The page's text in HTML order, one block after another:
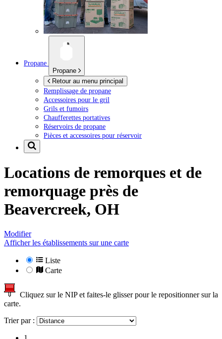
Propane
Propane
Retour au menu principal
Remplissage de propane
Accessoires pour le gril
Grils et fumoirs
Chaufferettes portatives
Réservoirs de propane
Pièces et accessoires pour réservoir
Locations de remorques et de
remorquage près de
Beavercreek, OH
Modifier
Afficher les établissements sur une carte
Liste
Carte
Cliquez sur le NIP et faites-le glisser pour le repositionner sur la
carte.
Trier par :